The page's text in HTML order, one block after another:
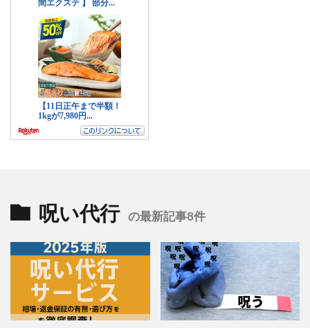
呪い代行 の最新記事8件